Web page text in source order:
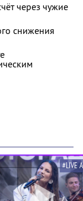
через чужие
снижения
#LIVE